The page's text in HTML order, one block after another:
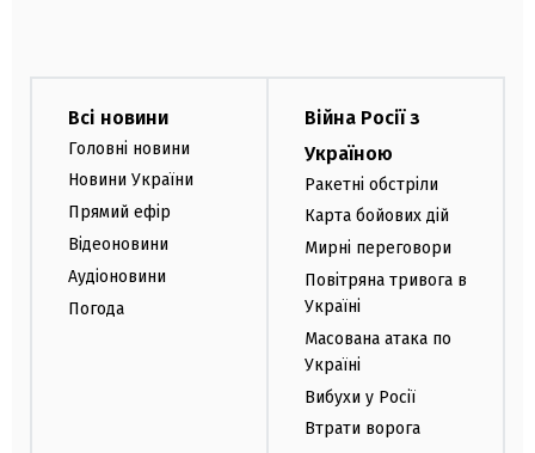
Всі новини
Головні новини
Новини України
Прямий ефір
Відеоновини
Аудіоновини
Погода
Війна Росії з
Україною
Ракетні обстріли
Карта бойових дій
Мирні переговори
Повітряна тривога в
Україні
Масована атака по
Україні
Вибухи у Росії
Втрати ворога